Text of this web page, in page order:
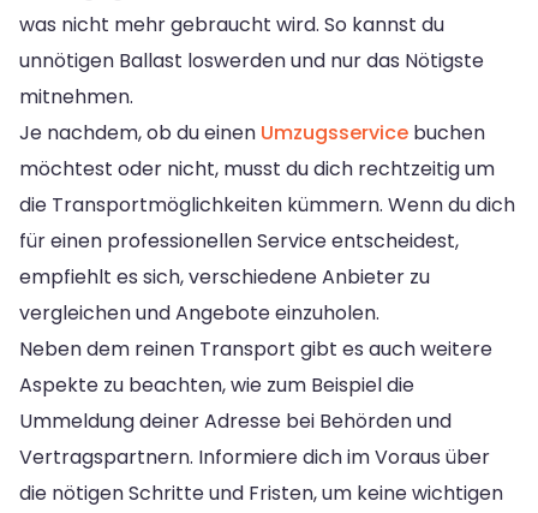
was nicht mehr gebraucht wird. So kannst du
unnötigen Ballast loswerden und nur das Nötigste
mitnehmen.
Je nachdem, ob du einen Umzugsservice buchen
möchtest oder nicht, musst du dich rechtzeitig um
die Transportmöglichkeiten kümmern. Wenn du dich
für einen professionellen Service entscheidest,
empfiehlt es sich, verschiedene Anbieter zu
vergleichen und Angebote einzuholen.
Neben dem reinen Transport gibt es auch weitere
Aspekte zu beachten, wie zum Beispiel die
Ummeldung deiner Adresse bei Behörden und
Vertragspartnern. Informiere dich im Voraus über
die nötigen Schritte und Fristen, um keine wichtigen